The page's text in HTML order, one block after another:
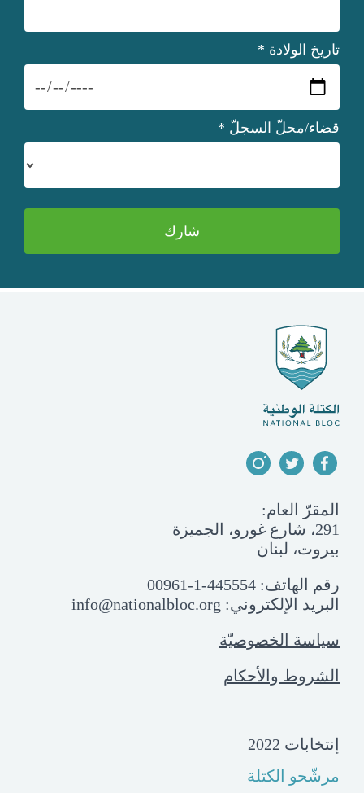
تاريخ الولادة *
قضاء/محلّ السجلّ *
المقرّ العام:
291، شارع غورو، الجميزة
بيروت، لبنان
رقم الهاتف: 00961-1-445554
البريد الإلكتروني: info@nationalbloc.org
سياسة الخصوصيّة
الشروط والأحكام
إنتخابات 2022
مرشّحو الكتلة